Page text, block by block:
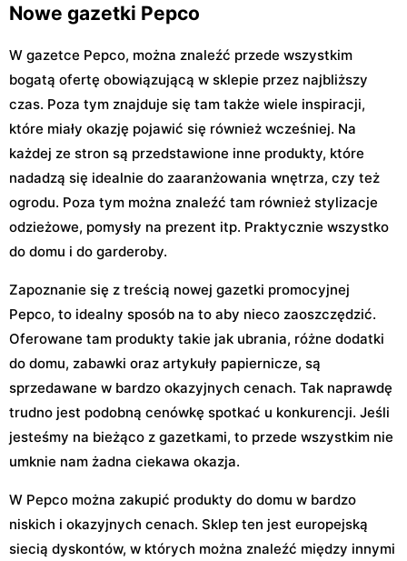
Nowe gazetki Pepco
W gazetce Pepco, można znaleźć przede wszystkim
bogatą ofertę obowiązującą w sklepie przez najbliższy
czas. Poza tym znajduje się tam także wiele inspiracji,
które miały okazję pojawić się również wcześniej. Na
każdej ze stron są przedstawione inne produkty, które
nadadzą się idealnie do zaaranżowania wnętrza, czy też
ogrodu. Poza tym można znaleźć tam również stylizacje
odzieżowe, pomysły na prezent itp. Praktycznie wszystko
do domu i do garderoby.
Zapoznanie się z treścią nowej gazetki promocyjnej
Pepco, to idealny sposób na to aby nieco zaoszczędzić.
Oferowane tam produkty takie jak ubrania, różne dodatki
do domu, zabawki oraz artykuły papiernicze, są
sprzedawane w bardzo okazyjnych cenach. Tak naprawdę
trudno jest podobną cenówkę spotkać u konkurencji. Jeśli
jesteśmy na bieżąco z gazetkami, to przede wszystkim nie
umknie nam żadna ciekawa okazja.
W Pepco można zakupić produkty do domu w bardzo
niskich i okazyjnych cenach. Sklep ten jest europejską
siecią dyskontów, w których można znaleźć między innymi